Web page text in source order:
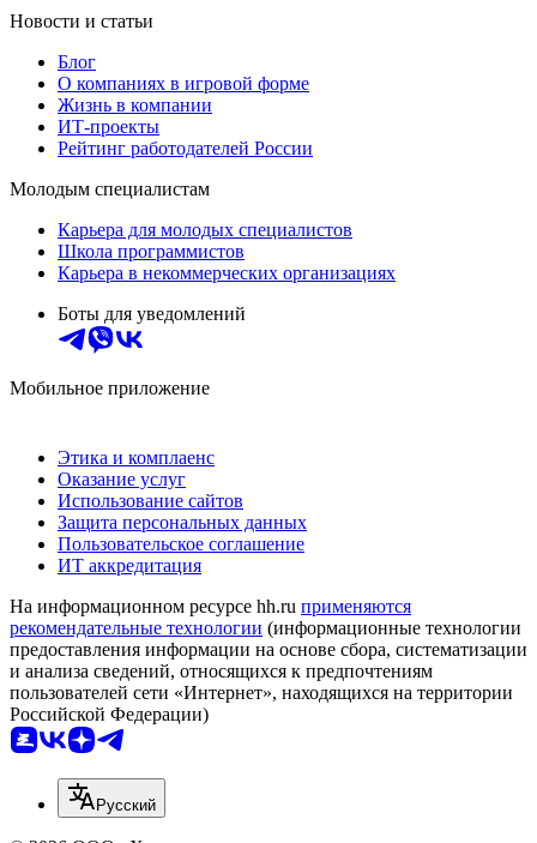
Новости и статьи
Блог
О компаниях в игровой форме
Жизнь в компании
ИТ-проекты
Рейтинг работодателей России
Молодым специалистам
Карьера для молодых специалистов
Школа программистов
Карьера в некоммерческих организациях
Боты для уведомлений
Мобильное приложение
Этика и комплаенс
Оказание услуг
Использование сайтов
Защита персональных данных
Пользовательское соглашение
ИТ аккредитация
На информационном ресурсе hh.ru применяются
рекомендательные технологии (информационные технологии
предоставления информации на основе сбора, систематизации
и анализа сведений, относящихся к предпочтениям
пользователей сети «Интернет», находящихся на территории
Российской Федерации)
Русский